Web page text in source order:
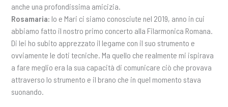
anche una profondissima amicizia.
Rosamaria: Io e Mari ci siamo conosciute nel 2019, anno in cui
abbiamo fatto il nostro primo concerto alla Filarmonica Romana.
Di lei ho subito apprezzato il legame con il suo strumento e
ovviamente le doti tecniche. Ma quello che realmente mi ispirava
a fare meglio era la sua capacità di comunicare ciò che provava
attraverso lo strumento e il brano che in quel momento stava
suonando.